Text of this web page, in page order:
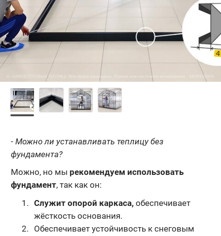
- Можно ли устанавливать теплицу без
фундамента?
Можно, но мы рекомендуем использовать
фундамент, так как он:
Служит опорой каркаса,обеспечивает
жёсткость основания.
Обеспечивает устойчивость к снеговым